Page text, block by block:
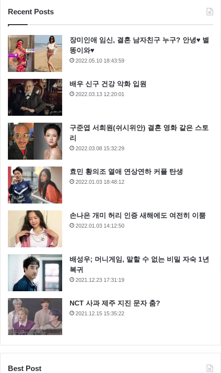
Recent Posts
장미인애 임신, 결혼 남자친구 누구? 안녕♥ 별
똥이와♥
2022.05.10 18:43:59
배우 신구 건강 악화 입원
2022.03.13 12:20:01
구준엽 서희원(쉬시위안) 결혼 영화 같은 스토
리
2022.03.08 15:32:29
효민 황의조 열애 연상연하 커플 탄생
2022.01.03 18:48:12
손나은 개미 허리 인증 새해에도 여전히 이뿜
2022.01.03 14:12:50
배성우; 머니게임, 말할 수 없는 비밀 자숙 1년
복귀
2021.12.23 17:31:19
NCT 사과 제주 지진 문자 춤?
2021.12.15 15:35:22
Best Post